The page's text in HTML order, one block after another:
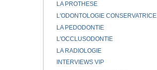
LA PROTHESE
L'ODONTOLOGIE CONSERVATRICE
LA PEDODONTIE
L'OCCLUSODONTIE
LA RADIOLOGIE
INTERVIEWS VIP